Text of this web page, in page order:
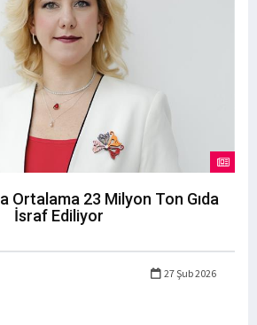
Ortalama 23 Milyon Ton Gıda
İsraf Ediliyor
27 Şub 2026